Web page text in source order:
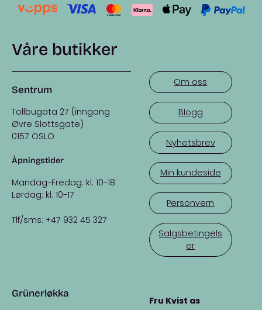
Våre butikker
Sentrum
Tollbugata 27 (inngang
Øvre Slottsgate)
0157 OSLO
Åpningstider
Mandag-Fredag: kl. 10-18
Lørdag: kl. 10-17
Tlf/sms: +47 932 45 327
Grünerløkka
Om oss
Blogg
Nyhetsbrev
Min kundeside
Personvern
Salgsbetingels
er
Fru Kvist as